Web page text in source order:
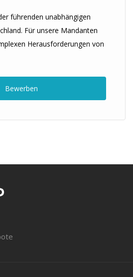
führenden unabhängigen
Für unsere Mandanten
Herausforderungen von
Bewerben